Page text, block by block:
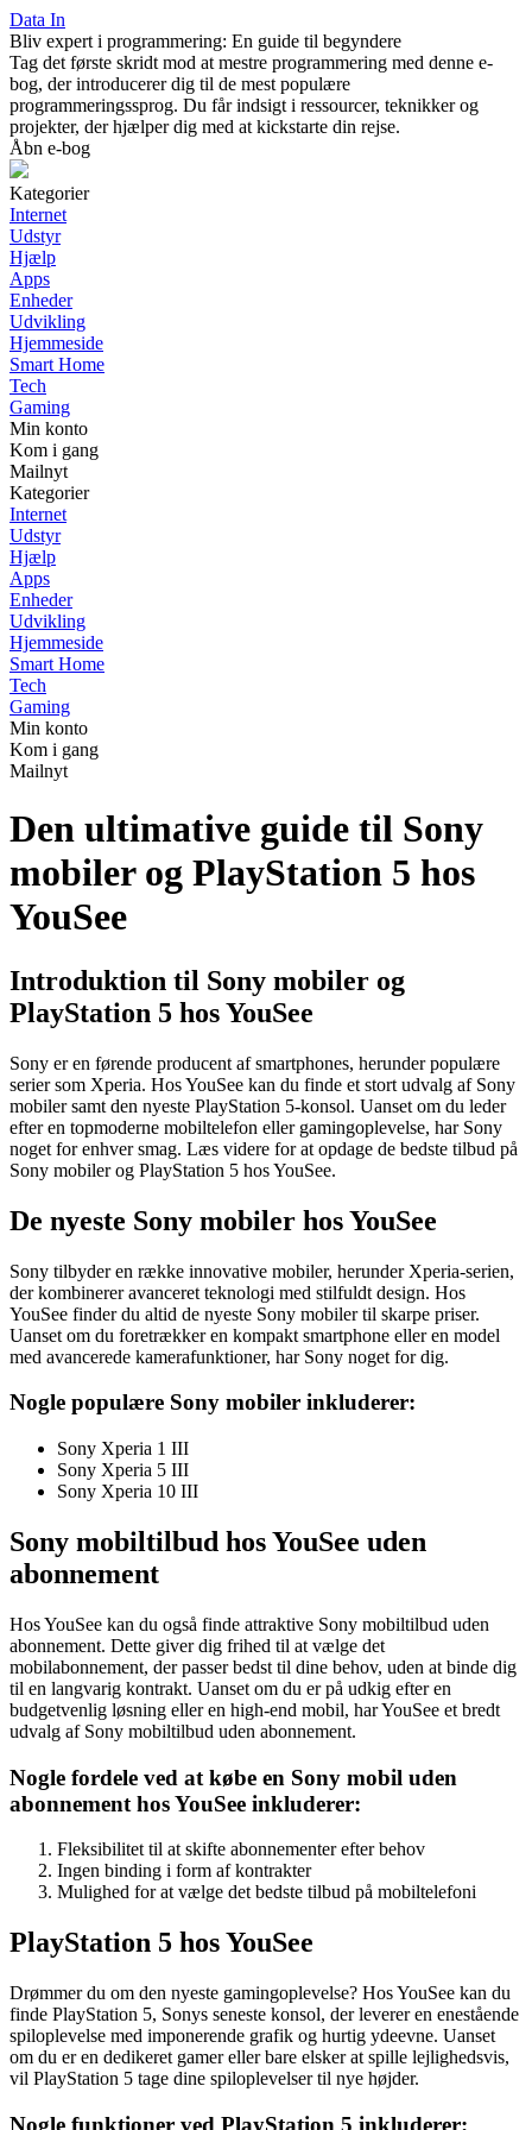
Data In
Bliv expert i programmering: En guide til begyndere
Tag det første skridt mod at mestre programmering med denne e-
bog, der introducerer dig til de mest populære
programmeringssprog. Du får indsigt i ressourcer, teknikker og
projekter, der hjælper dig med at kickstarte din rejse.
Åbn e-bog
Kategorier
Internet
Udstyr
Hjælp
Apps
Enheder
Udvikling
Hjemmeside
Smart Home
Tech
Gaming
Min konto
Kom i gang
Mailnyt
Kategorier
Internet
Udstyr
Hjælp
Apps
Enheder
Udvikling
Hjemmeside
Smart Home
Tech
Gaming
Min konto
Kom i gang
Mailnyt
Den ultimative guide til Sony
mobiler og PlayStation 5 hos
YouSee
Introduktion til Sony mobiler og
PlayStation 5 hos YouSee
Sony er en førende producent af smartphones, herunder populære
serier som Xperia. Hos YouSee kan du finde et stort udvalg af Sony
mobiler samt den nyeste PlayStation 5-konsol. Uanset om du leder
efter en topmoderne mobiltelefon eller gamingoplevelse, har Sony
noget for enhver smag. Læs videre for at opdage de bedste tilbud på
Sony mobiler og PlayStation 5 hos YouSee.
De nyeste Sony mobiler hos YouSee
Sony tilbyder en række innovative mobiler, herunder Xperia-serien,
der kombinerer avanceret teknologi med stilfuldt design. Hos
YouSee finder du altid de nyeste Sony mobiler til skarpe priser.
Uanset om du foretrækker en kompakt smartphone eller en model
med avancerede kamerafunktioner, har Sony noget for dig.
Nogle populære Sony mobiler inkluderer:
Sony Xperia 1 III
Sony Xperia 5 III
Sony Xperia 10 III
Sony mobiltilbud hos YouSee uden
abonnement
Hos YouSee kan du også finde attraktive Sony mobiltilbud uden
abonnement. Dette giver dig frihed til at vælge det
mobilabonnement, der passer bedst til dine behov, uden at binde dig
til en langvarig kontrakt. Uanset om du er på udkig efter en
budgetvenlig løsning eller en high-end mobil, har YouSee et bredt
udvalg af Sony mobiltilbud uden abonnement.
Nogle fordele ved at købe en Sony mobil uden
abonnement hos YouSee inkluderer:
Fleksibilitet til at skifte abonnementer efter behov
Ingen binding i form af kontrakter
Mulighed for at vælge det bedste tilbud på mobiltelefoni
PlayStation 5 hos YouSee
Drømmer du om den nyeste gamingoplevelse? Hos YouSee kan du
finde PlayStation 5, Sonys seneste konsol, der leverer en enestående
spiloplevelse med imponerende grafik og hurtig ydeevne. Uanset
om du er en dedikeret gamer eller bare elsker at spille lejlighedsvis,
vil PlayStation 5 tage dine spiloplevelser til nye højder.
Nogle funktioner ved PlayStation 5 inkluderer: